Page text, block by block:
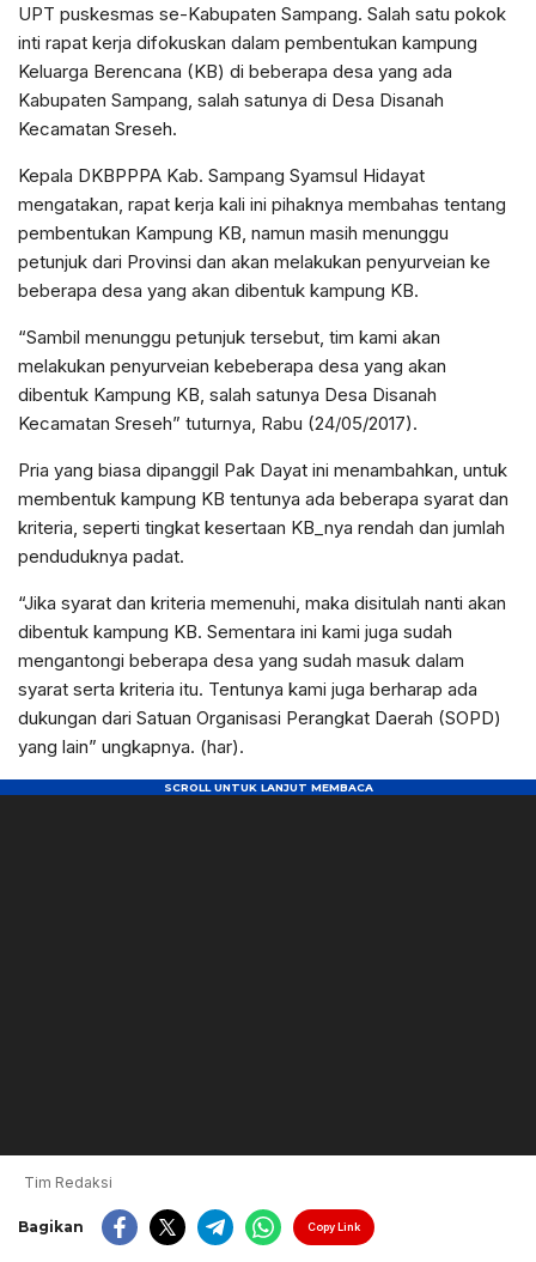
UPT puskesmas se-Kabupaten Sampang. Salah satu pokok
inti rapat kerja difokuskan dalam pembentukan kampung
Keluarga Berencana (KB) di beberapa desa yang ada
Kabupaten Sampang, salah satunya di Desa Disanah
Kecamatan Sreseh.
Kepala DKBPPPA Kab. Sampang Syamsul Hidayat
mengatakan, rapat kerja kali ini pihaknya membahas tentang
pembentukan Kampung KB, namun masih menunggu
petunjuk dari Provinsi dan akan melakukan penyurveian ke
beberapa desa yang akan dibentuk kampung KB.
“Sambil menunggu petunjuk tersebut, tim kami akan
melakukan penyurveian kebeberapa desa yang akan
dibentuk Kampung KB, salah satunya Desa Disanah
Kecamatan Sreseh” tuturnya, Rabu (24/05/2017).
Pria yang biasa dipanggil Pak Dayat ini menambahkan, untuk
membentuk kampung KB tentunya ada beberapa syarat dan
kriteria, seperti tingkat kesertaan KB_nya rendah dan jumlah
penduduknya padat.
“Jika syarat dan kriteria memenuhi, maka disitulah nanti akan
dibentuk kampung KB. Sementara ini kami juga sudah
mengantongi beberapa desa yang sudah masuk dalam
syarat serta kriteria itu. Tentunya kami juga berharap ada
dukungan dari Satuan Organisasi Perangkat Daerah (SOPD)
yang lain” ungkapnya. (har).
Tim Redaksi
Bagikan Copy Link